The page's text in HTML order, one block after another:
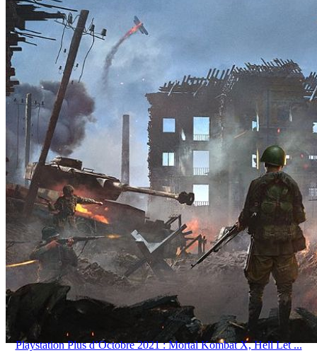
Playstation Plus d’Octobre 2021 : Mortal Kombat X, Hell Let ...